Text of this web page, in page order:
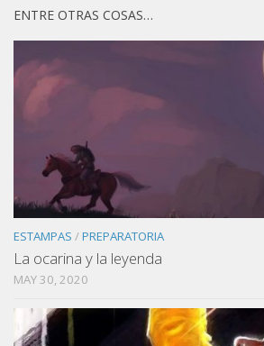
ENTRE OTRAS COSAS…
ESTAMPAS /PREPARATORIA
La ocarina y la leyenda
MAY 30, 2020